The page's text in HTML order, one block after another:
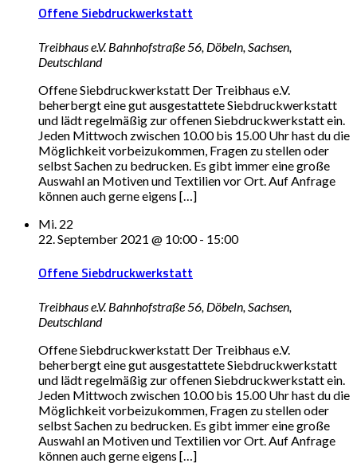
Offene Siebdruckwerkstatt
Treibhaus e.V. Bahnhofstraße 56, Döbeln, Sachsen,
Deutschland
Offene Siebdruckwerkstatt Der Treibhaus e.V.
beherbergt eine gut ausgestattete Siebdruckwerkstatt
und lädt regelmäßig zur offenen Siebdruckwerkstatt ein.
Jeden Mittwoch zwischen 10.00 bis 15.00 Uhr hast du die
Möglichkeit vorbeizukommen, Fragen zu stellen oder
selbst Sachen zu bedrucken. Es gibt immer eine große
Auswahl an Motiven und Textilien vor Ort. Auf Anfrage
können auch gerne eigens […]
Mi. 22
22. September 2021 @ 10:00- 15:00
Offene Siebdruckwerkstatt
Treibhaus e.V. Bahnhofstraße 56, Döbeln, Sachsen,
Deutschland
Offene Siebdruckwerkstatt Der Treibhaus e.V.
beherbergt eine gut ausgestattete Siebdruckwerkstatt
und lädt regelmäßig zur offenen Siebdruckwerkstatt ein.
Jeden Mittwoch zwischen 10.00 bis 15.00 Uhr hast du die
Möglichkeit vorbeizukommen, Fragen zu stellen oder
selbst Sachen zu bedrucken. Es gibt immer eine große
Auswahl an Motiven und Textilien vor Ort. Auf Anfrage
können auch gerne eigens […]